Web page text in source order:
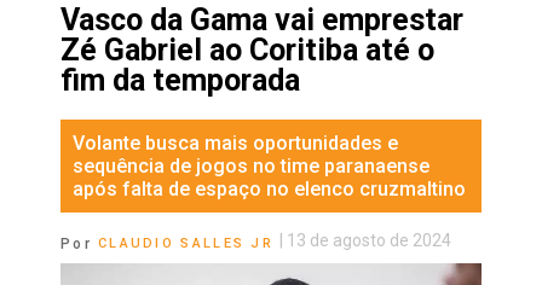
Vasco da Gama vai emprestar
Zé Gabriel ao Coritiba até o
fim da temporada
Volante busca mais oportunidades e
sequência de jogos no time paranaense
após falta de espaço no elenco cruzmaltino
Por CLAUDIO SALLES JR 13 de agosto de 2024